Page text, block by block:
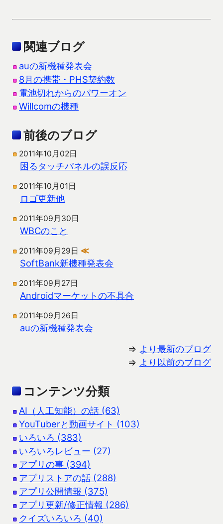
関連ブログ
auの新機種発表会
8月の携帯・PHS契約数
電池切れからのパワーオン
Willcomの機種
前後のブログ
2011年10月02日
困るタッチパネルの誤反応
2011年10月01日
ロゴ更新他
2011年09月30日
WBCのこと
2011年09月29日 ≪
SoftBank新機種発表会
2011年09月27日
Androidマーケットの不具合
2011年09月26日
auの新機種発表会
⇒ より最新のブログ
⇒ より以前のブログ
コンテンツ分類
AI（人工知能）の話 (63)
YouTuberと動画サイト (103)
いろいろ (383)
いろいろレビュー (27)
アプリの事 (394)
アプリストアの話 (288)
アプリ公開情報 (375)
アプリ更新/修正情報 (286)
クイズいろいろ (40)